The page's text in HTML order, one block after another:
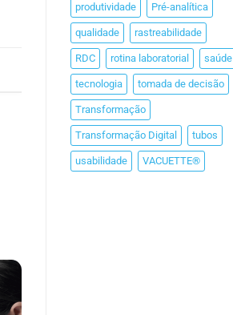
produtividade Pré-analítica
qualidade rastreabilidade
RDC rotina laboratorial saúde
tecnologia tomada de decisão
Transformação
Transformação Digital tubos
usabilidade VACUETTE®